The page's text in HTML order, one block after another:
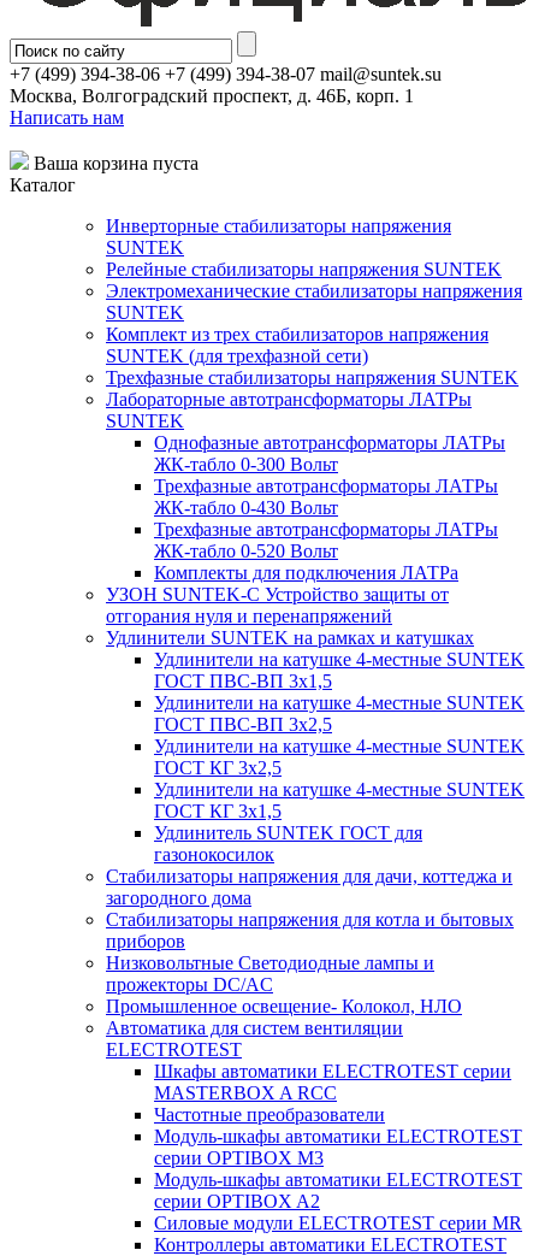
+7 (499) 394-38-06 +7 (499) 394-38-07 mail@suntek.su
Москва, Волгоградский проспект, д. 46Б, корп. 1
Написать нам
Ваша корзина пуста
Каталог
Инверторные стабилизаторы напряжения
SUNTEK
Релейные стабилизаторы напряжения SUNTEK
Электромеханические стабилизаторы напряжения
SUNTEK
Комплект из трех стабилизаторов напряжения
SUNTEK (для трехфазной сети)
Трехфазные стабилизаторы напряжения SUNTEK
Лабораторные автотрансформаторы ЛАТРы
SUNTEK
Однофазные автотрансформаторы ЛАТРы
ЖК-табло 0-300 Вольт
Трехфазные автотрансформаторы ЛАТРы
ЖК-табло 0-430 Вольт
Трехфазные автотрансформаторы ЛАТРы
ЖК-табло 0-520 Вольт
Комплекты для подключения ЛАТРа
УЗОН SUNTEK-C Устройство защиты от
отгорания нуля и перенапряжений
Удлинители SUNTEK на рамках и катушках
Удлинители на катушке 4-местные SUNTEK
ГОСТ ПВС-ВП 3х1,5
Удлинители на катушке 4-местные SUNTEK
ГОСТ ПВС-ВП 3х2,5
Удлинители на катушке 4-местные SUNTEK
ГОСТ КГ 3х2,5
Удлинители на катушке 4-местные SUNTEK
ГОСТ КГ 3х1,5
Удлинитель SUNTEK ГОСТ для
газонокосилок
Стабилизаторы напряжения для дачи, коттеджа и
загородного дома
Стабилизаторы напряжения для котла и бытовых
приборов
Низковольтные Светодиодные лампы и
прожекторы DC/AC
Промышленное освещение- Колокол, НЛО
Автоматика для систем вентиляции
ELECTROTEST
Шкафы автоматики ELECTROTEST серии
MASTERBOX A RCC
Частотные преобразователи
Модуль-шкафы автоматики ELECTROTEST
серии OPTIBOX M3
Модуль-шкафы автоматики ELECTROTEST
серии OPTIBOX A2
Силовые модули ELECTROTEST серии MR
Контроллеры автоматики ELECTROTEST